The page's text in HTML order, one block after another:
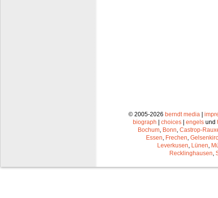
© 2005-2026 berndt media |
biograph | choices | engels und
Bochum Bonn Castrop-
Essen Frechen
Leverkusen Lünen
Recklinghausen